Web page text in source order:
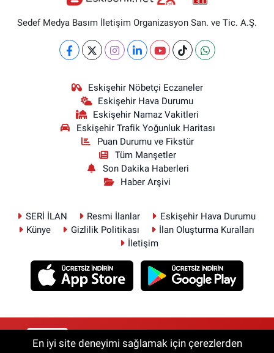
Sedef Medya Basım İletişim Organizasyon San. ve Tic. A.Ş.
Eskişehir Nöbetçi Eczaneler
Eskişehir Hava Durumu
Eskişehir Namaz Vakitleri
Eskişehir Trafik Yoğunluk Haritası
Puan Durumu ve Fikstür
Tüm Manşetler
Son Dakika Haberleri
Haber Arşivi
SERİ İLAN Resmi İlanlar
Eskişehir Hava Durumu
Künye
Gizlilik Politikası
İlan Oluşturma Kuralları
İletişim
RSS Copyright © 2026. Her hakkı saklıdır.
En iyi site deneyimi sağlamak için çerezlerden